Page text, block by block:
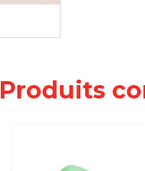
Produits